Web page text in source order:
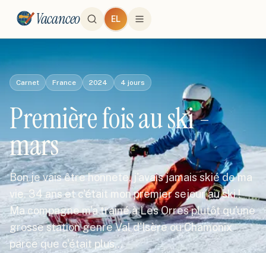
Vacanceo EL
Carnet France 2024 4 jours
Première fois au ski -
mars
Bon je vais être honnete, j'avais jamais skié de ma
vie. 34 ans et c'était mon premier sejour au ski !
Ma compagne m'a trainé à Les Orres plutôt qu'une
grosse station genre Val d'Isère ou Chamonix
parce que c'était plus…